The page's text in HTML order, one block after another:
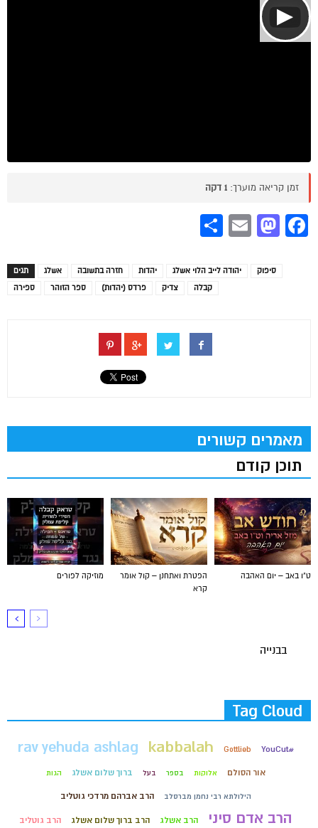
▶
זמן קריאה מוערך: 1 דקה
Facebook
Mastodon
Email
תגים אשלג חזרה בתשובה יהדות יהודה לייב הלוי אשלג
סיפוק
ספירה
ספר הזוהר פרדס (יהדות) צדיק קבלה
מאמרים קשורים
תוכן קודם
מוזיקה לפורים
הפטרת ואתחנן – קול אומר
קרא
ט"ו באב – יום האהבה
בבנייה
Tag Cloud
#YouCut
Gottlieb
kabbalah
rav yehuda ashlag
אור הסולם אלוקות בספר בעל ברוך שלום אשלג הגות
הילולתא רבי נחמן מברסלב הרב אברהם מרדכי גוטליב
הרב אדם סיני הרב אשלג הרב ברוך שלום אשלג הרב גוטליב